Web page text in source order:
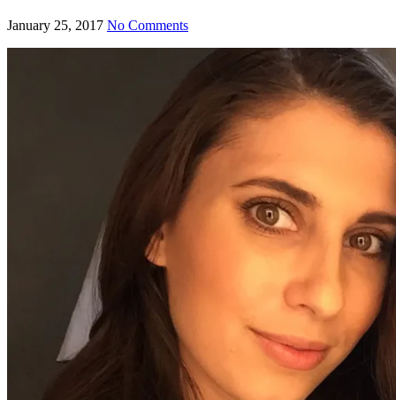
January 25, 2017 No Comments